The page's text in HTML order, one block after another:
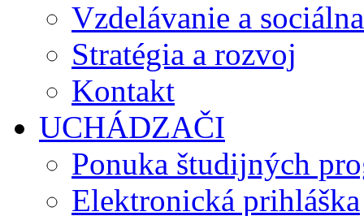
Vzdelávanie a
Stratégia a rozvoj
Kontakt
UCHÁDZAČI
Ponuka študijných
Elektronická prihláška